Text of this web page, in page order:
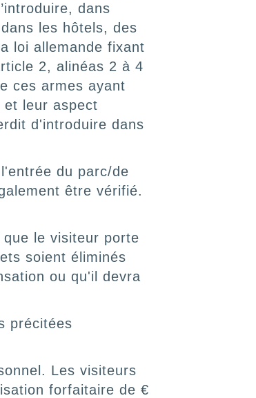
dans
les hôtels, des
loi allemande fixant
2, alinéas 2 à 4
ces armes ayant
et leur aspect
d'introduire dans
du parc/de
être vérifié.
le visiteur porte
soient éliminés
ou qu'il devra
précitées
Les visiteurs
forfaitaire de €